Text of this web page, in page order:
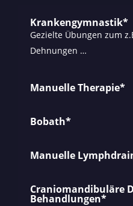
Krankengymnastik*
Gezielte Übungen zum
Dehnungen …
Manuelle Therapie*
Bobath*
Manuelle
Craniomandibuläre
Behandlungen*